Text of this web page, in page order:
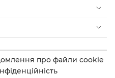
про файли cookie